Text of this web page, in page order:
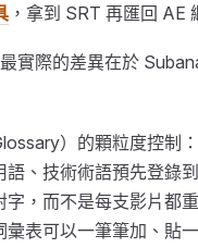
，拿到 SRT 再匯回 AE
實際的差異在於
）的顆粒度控制
語、技術術語預先登錄
字，而不是每支影片都
彙表可以一筆筆加、貼